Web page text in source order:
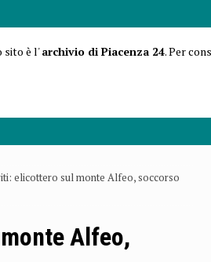
sito è l'archivio di Piacenza 24. Per
elicottero sul monte Alfeo, soccorso
Alfeo,